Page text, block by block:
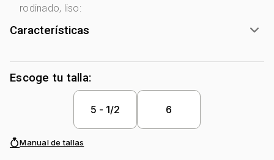
rodinado, liso:
Características
Tono Metal: Blanco
Metal: Oro 18 Kilates
Piedra
decoración:
Diamante
Escoge tu talla:
5 - 1/2 6
Manual de tallas